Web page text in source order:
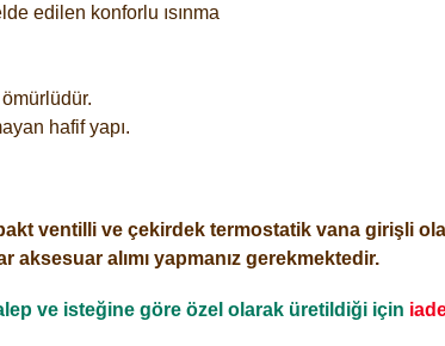
edilen konforlu ısınma
hafif yapı.
ventilli ve çekirdek termostatik vana girişli
aksesuar alımı yapmanız gerekmektedir.
ve isteğine göre özel olarak üretildiği için